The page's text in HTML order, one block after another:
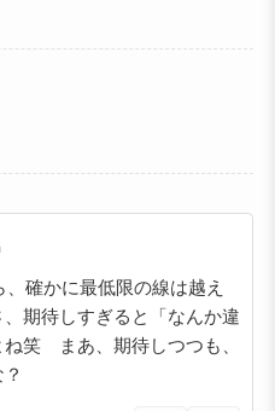
確かに最低限の線は越え
期待しすぎると「なんか違
笑 まあ、期待しつつも、